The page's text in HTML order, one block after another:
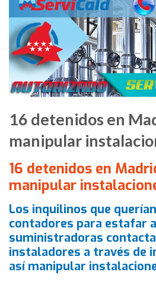
16 detenidos en
manipular
16 detenidos en
manipular
Los inquilinos que
contadores para estafar
suministradoras
instaladores a través de
así manipular